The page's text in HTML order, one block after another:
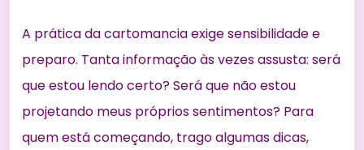
A prática da cartomancia exige sensibilidade e
preparo. Tanta informação às vezes assusta: será
que estou lendo certo? Será que não estou
projetando meus próprios sentimentos? Para
quem está começando, trago algumas dicas,